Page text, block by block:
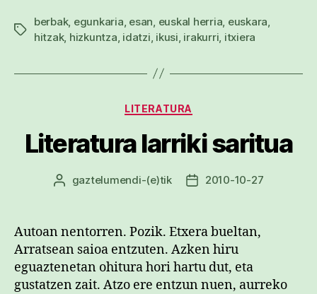
Etiketak
berbak, egunkaria esan euskal herria euskara
hitzak, hizkuntza idatzi ikusi irakurri itxiera
Kategoriak
LITERATURA
Literatura larriki saritua
Argitalpenaren
gaztelumendi-(e)tik
Argitalpenaren
2010-10-27
Autoan nentorren. Pozik. Etxera bueltan,
Arratsean saioa entzuten. Azken hiru
eguaztenetan ohitura hori hartu dut, eta
gustatzen zait. Atzo ere entzun nuen, aurreko